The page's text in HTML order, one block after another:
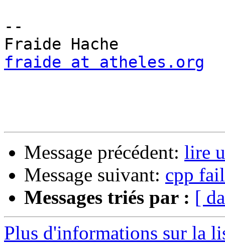
--
fraide at atheles.org
Message précédent: lire
Message suivant: cpp
Messages triés par : [
Plus d'informations sur la